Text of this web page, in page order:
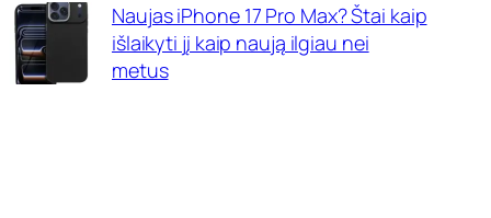
Naujas iPhone 17 Pro Max? Štai kaip
išlaikyti jį kaip naują ilgiau nei
metus